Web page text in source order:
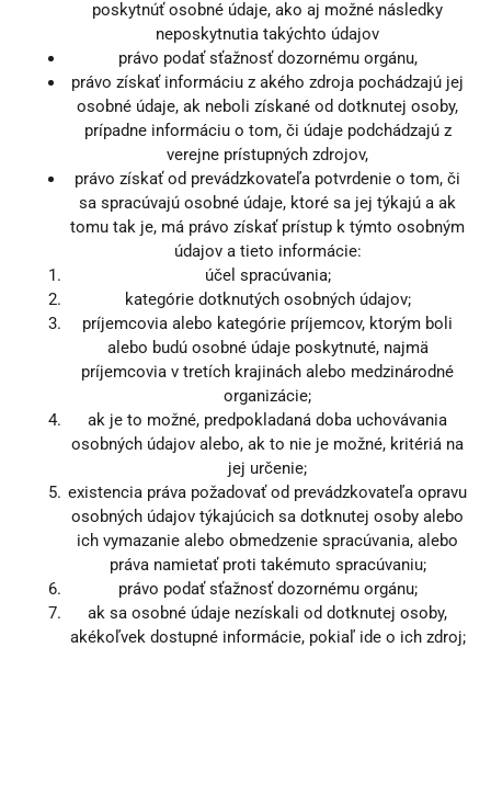
poskytnúť osobné údaje, ako aj možné následky
neposkytnutia takýchto údajov
právo podať sťažnosť dozornému orgánu,
právo získať informáciu z akého zdroja pochádzajú jej
osobné údaje, ak neboli získané od dotknutej osoby,
prípadne informáciu o tom, či údaje podchádzajú z
verejne prístupných zdrojov,
právo získať od prevádzkovateľa potvrdenie o tom, či
sa spracúvajú osobné údaje, ktoré sa jej týkajú a ak
tomu tak je, má právo získať prístup k týmto osobným
údajov a tieto informácie:
účel spracúvania;
kategórie dotknutých osobných údajov;
príjemcovia alebo kategórie príjemcov, ktorým boli
alebo budú osobné údaje poskytnuté, najmä
príjemcovia v tretích krajinách alebo medzinárodné
organizácie;
ak je to možné, predpokladaná doba uchovávania
osobných údajov alebo, ak to nie je možné, kritériá na
jej určenie;
existencia práva požadovať od prevádzkovateľa opravu
osobných údajov týkajúcich sa dotknutej osoby alebo
ich vymazanie alebo obmedzenie spracúvania, alebo
práva namietať proti takémuto spracúvaniu;
právo podať sťažnosť dozornému orgánu;
ak sa osobné údaje nezískali od dotknutej osoby,
akékoľvek dostupné informácie, pokiaľ ide o ich zdroj;